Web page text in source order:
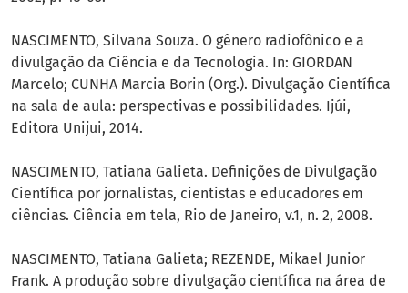
NASCIMENTO, Silvana Souza. O gênero radiofônico e a
divulgação da Ciência e da Tecnologia. In: GIORDAN
Marcelo; CUNHA Marcia Borin (Org.). Divulgação Científica
na sala de aula: perspectivas e possibilidades. Ijúi,
Editora Unijui, 2014.
NASCIMENTO, Tatiana Galieta. Definições de Divulgação
Científica por jornalistas, cientistas e educadores em
ciências. Ciência em tela, Rio de Janeiro, v.1, n. 2, 2008.
NASCIMENTO, Tatiana Galieta; REZENDE, Mikael Junior
Frank. A produção sobre divulgação científica na área de